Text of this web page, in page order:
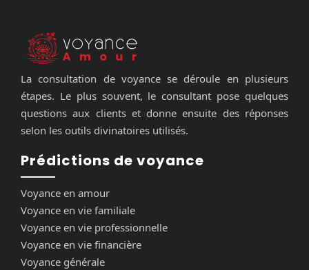
La consultation de voyance se déroule en plusieurs
étapes. Le plus souvent, le consultant pose quelques
questions aux clients et donne ensuite des réponses
selon les outils divinatoires utilisés.
Prédictions de voyance
Voyance en amour
Voyance en vie familiale
Voyance en vie professionnelle
Voyance en vie financière
Voyance générale